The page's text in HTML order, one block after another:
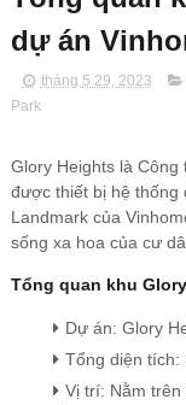
dự án
tháng 5 29, 2023
Park
Glory Heights là
được thiết bị hệ thống
Landmark của
sống xa hoa của cư
Tổng quan khu
Dự án: Glory
Tổng diện tích:
Vị trí: Nằm